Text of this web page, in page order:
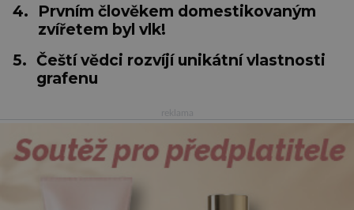
4.
Prvním člověkem domestikovaným
zvířetem byl vlk!
5. Čeští vědci rozvíjí unikátní vlastnosti
grafenu